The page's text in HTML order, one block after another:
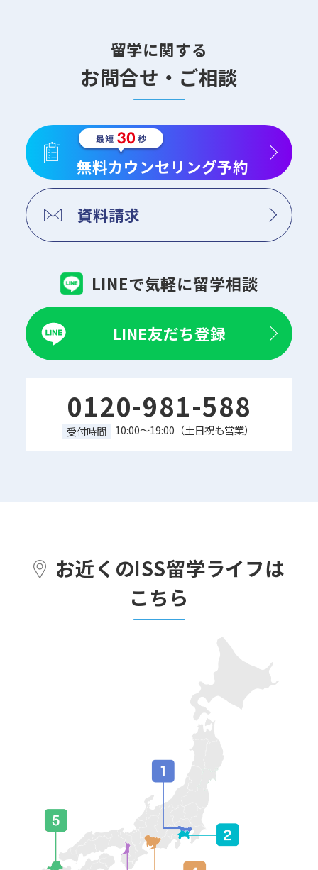
留学に関する
お問合せ・ご相談
無料カウンセリング予約
資料請求
LINEで気軽に留学相談
LINE友だち登録
0120-981-588
受付時間 10:00～19:00（土日祝も営業）
お近くのISS留学ライフは
こちら